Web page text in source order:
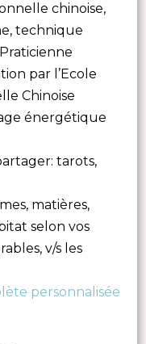
chinoise,
technique
par l’Ecole
Chinoise
énergétique
tarots,
matières,
selon vos
v/s les
personnalisée